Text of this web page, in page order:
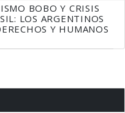
BOBO Y CRISIS
LOS ARGENTINOS
Y HUMANOS